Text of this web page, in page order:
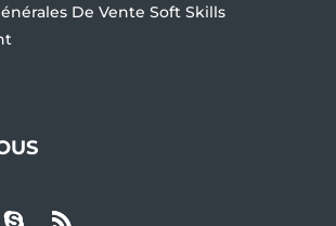
De Vente Soft Skills